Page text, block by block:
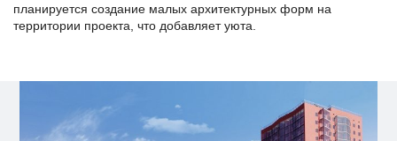
планируется создание малых архитектурных форм на
территории проекта, что добавляет уюта.